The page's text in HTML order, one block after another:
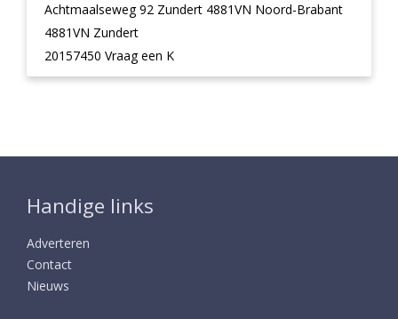
Achtmaalseweg 92 Zundert 4881VN Noord-Brabant
4881VN Zundert
20157450 Vraag een K
Handige links
Adverteren
Contact
Nieuws